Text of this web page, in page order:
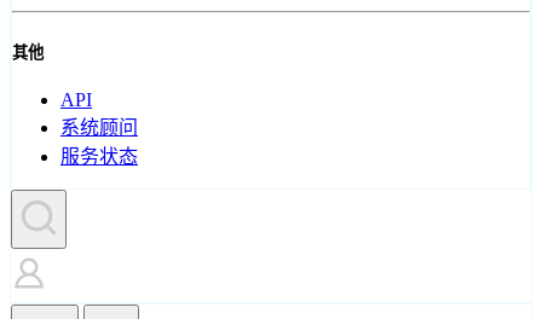
其他
API
系统顾问
服务状态